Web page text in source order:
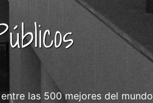
las 500 mejores del mundo